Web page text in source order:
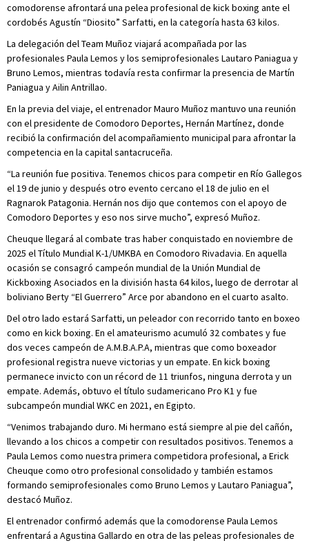
comodorense afrontará una pelea profesional de kick boxing ante el
cordobés Agustín “Diosito” Sarfatti, en la categoría hasta 63 kilos.
La delegación del Team Muñoz viajará acompañada por las
profesionales Paula Lemos y los semiprofesionales Lautaro Paniagua y
Bruno Lemos, mientras todavía resta confirmar la presencia de Martín
Paniagua y Ailin Antrillao.
En la previa del viaje, el entrenador Mauro Muñoz mantuvo una reunión
con el presidente de Comodoro Deportes, Hernán Martínez, donde
recibió la confirmación del acompañamiento municipal para afrontar la
competencia en la capital santacruceña.
“La reunión fue positiva. Tenemos chicos para competir en Río Gallegos
el 19 de junio y después otro evento cercano el 18 de julio en el
Ragnarok Patagonia. Hernán nos dijo que contemos con el apoyo de
Comodoro Deportes y eso nos sirve mucho”, expresó Muñoz.
Cheuque llegará al combate tras haber conquistado en noviembre de
2025 el Título Mundial K-1/UMKBA en Comodoro Rivadavia. En aquella
ocasión se consagró campeón mundial de la Unión Mundial de
Kickboxing Asociados en la división hasta 64 kilos, luego de derrotar al
boliviano Berty “El Guerrero” Arce por abandono en el cuarto asalto.
Del otro lado estará Sarfatti, un peleador con recorrido tanto en boxeo
como en kick boxing. En el amateurismo acumuló 32 combates y fue
dos veces campeón de A.M.B.A.P.A, mientras que como boxeador
profesional registra nueve victorias y un empate. En kick boxing
permanece invicto con un récord de 11 triunfos, ninguna derrota y un
empate. Además, obtuvo el título sudamericano Pro K1 y fue
subcampeón mundial WKC en 2021, en Egipto.
“Venimos trabajando duro. Mi hermano está siempre al pie del cañón,
llevando a los chicos a competir con resultados positivos. Tenemos a
Paula Lemos como nuestra primera competidora profesional, a Erick
Cheuque como otro profesional consolidado y también estamos
formando semiprofesionales como Bruno Lemos y Lautaro Paniagua”,
destacó Muñoz.
El entrenador confirmó además que la comodorense Paula Lemos
enfrentará a Agustina Gallardo en otra de las peleas profesionales de